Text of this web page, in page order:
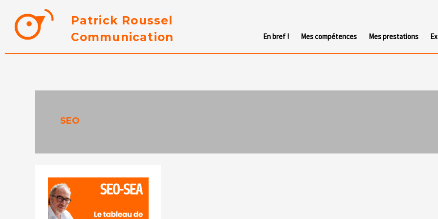
contenu
Patrick Roussel
Communication
En bref ! Mes compétences Mes prestations
SEO
Annonces
SEO
/